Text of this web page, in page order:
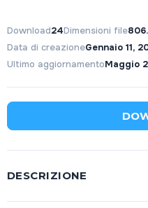
Download24Dimensioni file
Data di creazioneGennaio 11,
Ultimo aggiornamentoMaggio
DESCRIZIONE